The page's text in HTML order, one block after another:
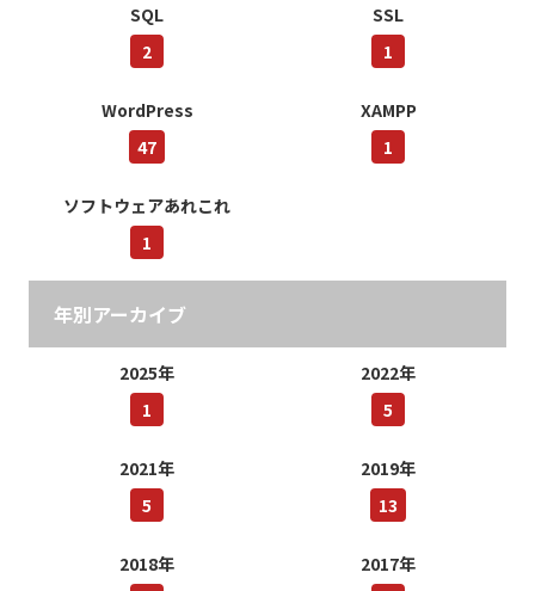
SQL
2
SSL
1
WordPress
47
XAMPP
1
ソフトウェアあれこれ
1
年別アーカイブ
2025年
1
2022年
5
2021年
5
2019年
13
2018年
2017年